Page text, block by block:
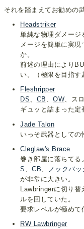
それを踏まえてお勧めの
Headstriker
単純な物理ダメージ
メージを簡単に実
か。
前述の理由により
い。（極限を目指す
Fleshripper
DS、 CB 、OW、ス
ギュッと詰まった定
Jade Talon
いっそ武器としての
Cleglaw's Brace
巻き部屋に落ちてる
S
、CB ノックバッ
が非常に大きい。
Lawbringerに切り替
ルを回していた。
要求レベルが極めて
RW Lawbringer